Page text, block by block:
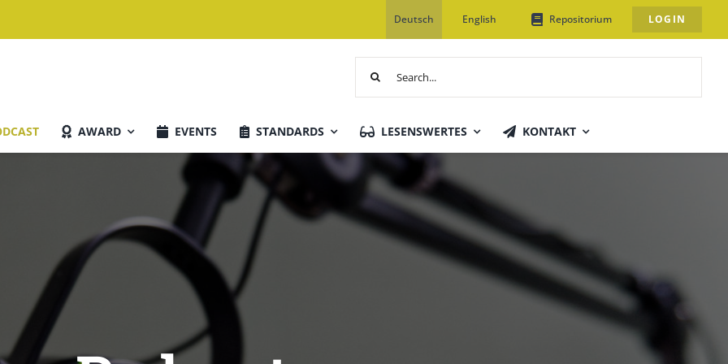
Deutsch English Repositorium LOGIN
Aktuelle Ausgabe
AWARD EVENTS STANDARDS LESENSWERTES KONTAKT